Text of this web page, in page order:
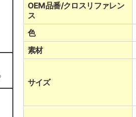
OEM品番/クロスリファレン
ス
色
素材
サイズ